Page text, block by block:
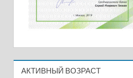
АКТИВНЫЙ ВОЗРАСТ